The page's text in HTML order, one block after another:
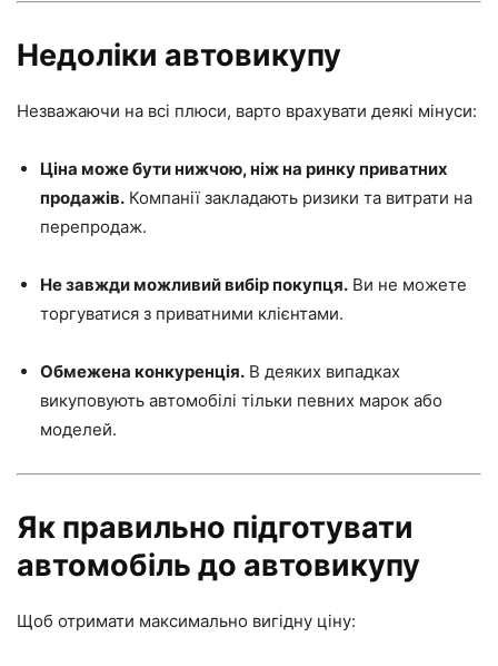
Недоліки автовикупу
Незважаючи на всі плюси, варто врахувати деякі мінуси:
Ціна може бути нижчою, ніж на ринку приватних
продажів. Компанії закладають ризики та витрати на
перепродаж.
Не завжди можливий вибір покупця. Ви не можете
торгуватися з приватними клієнтами.
Обмежена конкуренція. В деяких випадках
викуповують автомобілі тільки певних марок або
моделей.
Як правильно підготувати
автомобіль до автовикупу
Щоб отримати максимально вигідну ціну: